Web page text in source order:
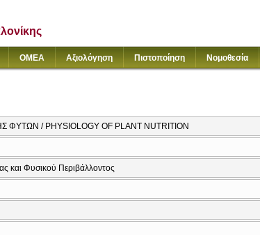
ΟΜΕΑ Αξιολόγηση Πιστοποίηση Νομοθεσία
/ PHYSIOLOGY OF PLANT NUTRITION
και Φυσικού Περιβάλλοντος